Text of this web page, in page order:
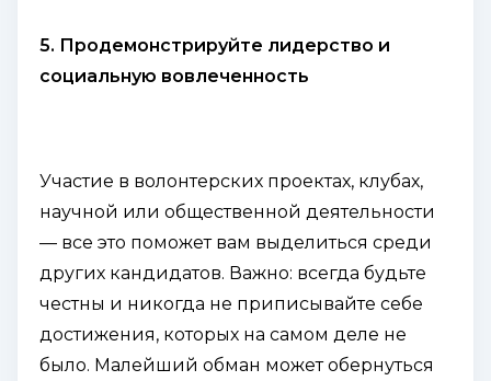
5. Продемонстрируйте лидерство и
социальную вовлеченность
Участие в волонтерских проектах, клубах,
научной или общественной деятельности
— все это поможет вам выделиться среди
других кандидатов. Важно: всегда будьте
честны и никогда не приписывайте себе
достижения, которых на самом деле не
было. Малейший обман может обернуться